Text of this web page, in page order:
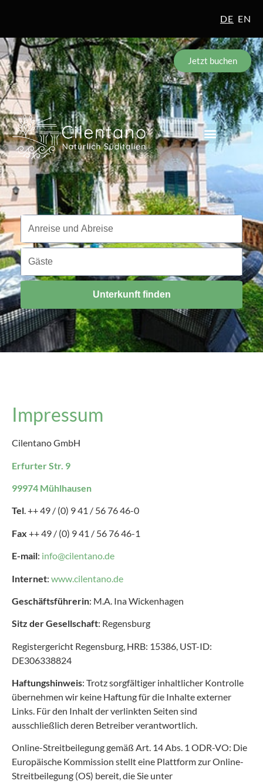
DE EN
Jetzt buchen
Reisezeitraum
Anreise und Abreise
Gäste
Gäste
Unterkunft finden
Impressum
Cilentano GmbH
Erfurter Str. 9
99974 Mühlhausen
Tel. ++ 49 / (0) 9 41 / 56 76 46-0
Fax ++ 49 / (0) 9 41 / 56 76 46-1
E-mail: info@cilentano.de
Internet: www.cilentano.de
Geschäftsführerin: M.A. Ina Wickenhagen
Sitz der Gesellschaft: Regensburg
Registergericht Regensburg, HRB: 15386, UST-ID:
DE306338824
Haftungshinweis: Trotz sorgfältiger inhaltlicher Kontrolle
übernehmen wir keine Haftung für die Inhalte externer
Links. Für den Inhalt der verlinkten Seiten sind
ausschließlich deren Betreiber verantwortlich.
Online-Streitbeilegung gemäß Art. 14 Abs. 1 ODR-VO: Die
Europäische Kommission stellt eine Plattform zur Online-
Streitbeilegung (OS) bereit, die Sie unter